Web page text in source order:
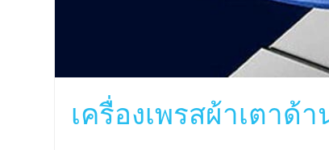
เครื่องเพรสผ้าเตาด้าน